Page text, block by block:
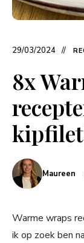
29/03/2024
8x
Maureen
Warme wraps
ik op zoek ben